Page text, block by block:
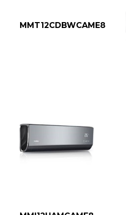
MMT12CDBWCAME8